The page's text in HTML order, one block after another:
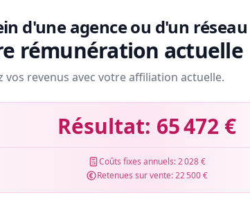
d'une agence ou d'un réseau
rémunération actuelle
vos revenus avec votre affiliation actuelle.
Résultat: 65 472 €
Coûts fixes annuels:2 028 €
Retenues sur vente:22 500 €